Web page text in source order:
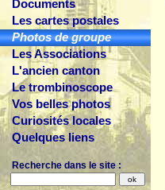
Documents
Les cartes postales
Photos de groupe
Les Associations
L'ancien canton
Le trombinoscope
Vos belles photos
Curiosités locales
Quelques liens
Recherche dans le site :